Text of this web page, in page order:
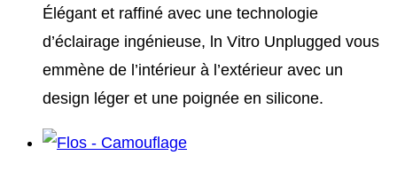
Élégant et raffiné avec une technologie
d’éclairage ingénieuse, ln Vitro Unplugged vous
emmène de l’intérieur à l’extérieur avec un
design léger et une poignée en silicone.